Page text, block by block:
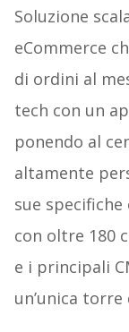
Soluzione
eCommerce
di ordini al
tech con un
ponendo al
altamente
sue
con oltre 180
e i principali
un’unica